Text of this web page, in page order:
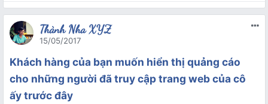
Thành Nha XYZ
15/05/2017
Khách hàng của bạn muốn hiển thị quảng cáo
cho những người đã truy cập trang web của cô
ấy trước đây